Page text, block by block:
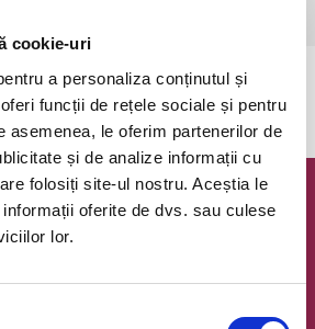
cookie-uri
a personaliza conținutul și
funcții de rețele sociale și pentru
asemenea, le oferim partenerilor de
și de analize informații cu
folosiți site-ul nostru. Aceștia le
oferite de dvs. sau culese
lor.
Evenimentul a expirat.
@ Bilete.ro